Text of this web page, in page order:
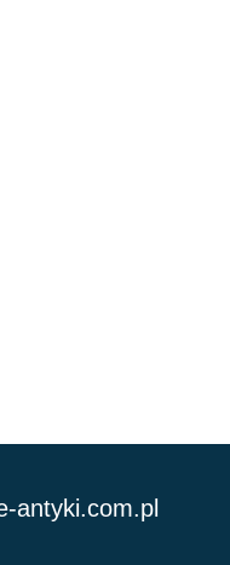
antyki.com.pl